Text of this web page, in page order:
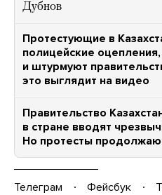
Дубнов
Протестующие в
полицейские
и штурмуют
это выглядит на видео
Правительство
в стране вводят
Но протесты
Телеграм Фейсбук